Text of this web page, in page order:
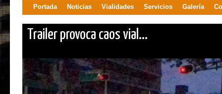
Portada Noticias Vialidades Servicios Galería
Trailer provoca caos vial...